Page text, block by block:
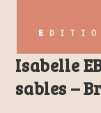
Isabelle
sables –